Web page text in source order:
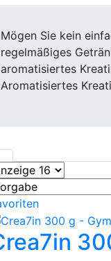
Mögen Sie kein
regelmäßiges
aromatisiertes
Aromatisiertes